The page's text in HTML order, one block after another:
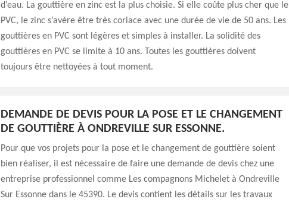
d’eau. La gouttière en zinc est la plus choisie. Si elle coûte plus cher que le
PVC, le zinc s’avère être très coriace avec une durée de vie de 50 ans. Les
gouttières en PVC sont légères et simples à installer. La solidité des
gouttières en PVC se limite à 10 ans. Toutes les gouttières doivent
toujours être nettoyées à tout moment.
DEMANDE DE DEVIS POUR LA POSE ET LE CHANGEMENT
DE GOUTTIÈRE À ONDREVILLE SUR ESSONNE.
Pour que vos projets pour la pose et le changement de gouttière soient
bien réaliser, il est nécessaire de faire une demande de devis chez une
entreprise professionnel comme Les compagnons Michelet à Ondreville
Sur Essonne dans le 45390. Le devis contient les détails sur les travaux